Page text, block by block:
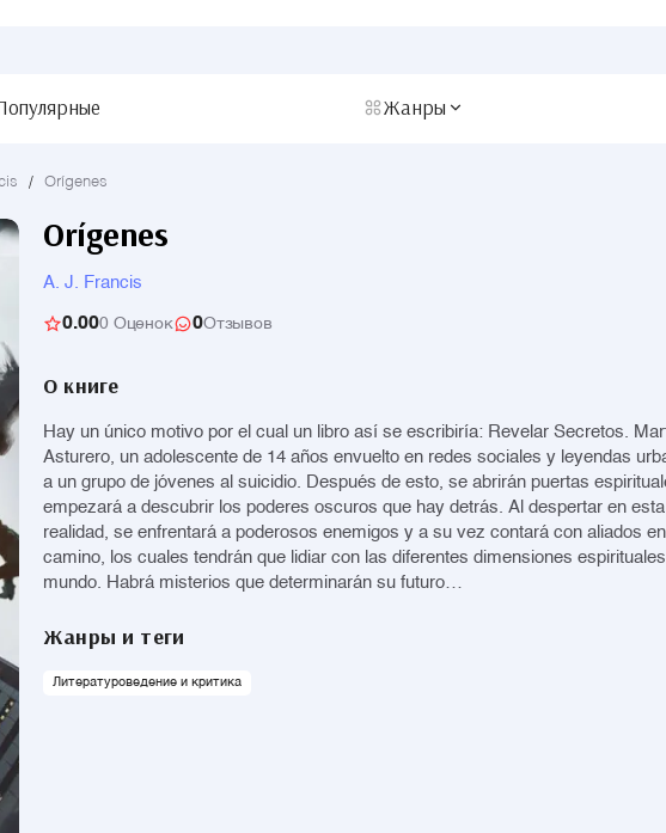
Жанры
/ Orígenes
Orígenes
A. J. Francis
0.000 Оценок 0Отзывов
О книге
Hay un único motivo por el cual un libro así se escribiría: Revelar Secretos.
Asturero, un adolescente de 14 años envuelto en redes sociales y leyendas
a un grupo de jóvenes al suicidio. Después de esto, se abrirán puertas
empezará a descubrir los poderes oscuros que hay detrás. Al despertar en
realidad, se enfrentará a poderosos enemigos y a su vez contará con aliados
camino, los cuales tendrán que lidiar con las diferentes dimensiones
mundo. Habrá misterios que determinarán su futuro…
Жанры и теги
Литературоведение и критика